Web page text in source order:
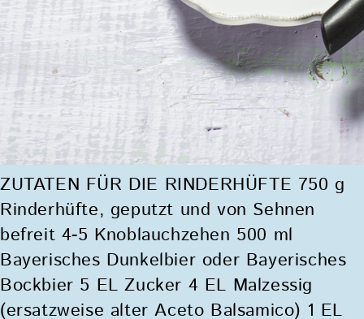
ZUTATEN FÜR DIE RINDERHÜFTE 750 g
Rinderhüfte, geputzt und von Sehnen
befreit 4-5 Knoblauchzehen 500 ml
Bayerisches Dunkelbier oder Bayerisches
Bockbier 5 EL Zucker 4 EL Malzessig
(ersatzweise alter Aceto Balsamico) 1 EL